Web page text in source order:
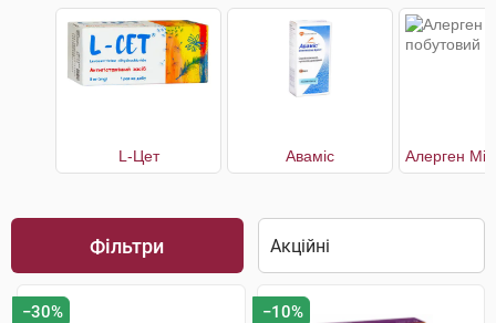
L-Цет Аваміс
Фільтри
−30% −10%